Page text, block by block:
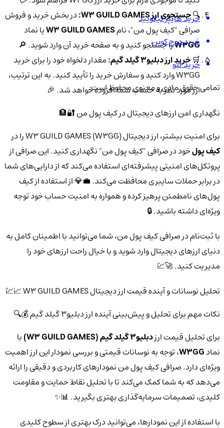
🔍جستجوی ارز W3 GUILD GAMES:
در بخش خرید و فروش
صرافی "کیف پول من"، نامW3 GUILD GAMESیا نماد
W3GGرا جستجو کنید و به صفحه خرید آن وارد شوید. 🔎
🛒خرید ارز دبلیو3 گیلد گیم:
مقدار دلخواه خود را برای خرید
W3GG وارد کنید و سفارش خرید را تأیید کنید. به این ترتیب،
ارز مورد نظر به حساب شما افزوده خواهد شد. 🎉
نگهداری امن ارزهای دیجیتال در کیف پول من 🔐🏦
برای امنیت بیشتر، ارز دیجیتال W3 GUILD GAMES (W3GG) را در
کیف پولخود در صرافی "کیف پول من" نگهداری کنید. این صرافی از
پروتکل‌های امنیتی پیشرفته‌ای استفاده می‌کند که از دارایی‌های شما
در برابر حملات سایبری محافظت می‌کند. 💼💎 از استفاده از کیف
پول‌های نامطمئن پرهیز کرده و همواره به امنیت حساب خود توجه
ویژه‌ای داشته باشید. 🔒
با ثبت‌نام در صرافی کیف پول من، شما می‌توانید با اطمینان کامل به
دنیای ارزهای دیجیتال وارد شوید و با خیال راحت ارزهای خود را
مدیریت کنید. 🚀💹
تحلیل نوسانات و آینده قیمت ارز دیجیتال W3 GUILD GAMES 📈💹
نکات مهم برای تحلیل و پیش‌بینی آینده ارز دبلیو3 گیلد گیم 💰🔍
برای تحلیل قیمت ارزدبلیو3 گیلد گیم (W3 GUILD GAMES)
با
نمادW3GG، توجه به نوسانات قیمتی و بررسی نمودار این ارز اهمیت
ویژه‌ای دارد. صرافی کیف پول من نمودارهای کاربردی و دقیقی را ارائه
می‌دهد که به شما کمک می‌کند تا با تحلیل نقاط حمایت و مقاومت
کلیدی، تصمیمات سرمایه‌گذاری بهتری بگیرید. 📊✨
با استفاده از این نمودارها، می‌توانید درک بهتری از سطوح کلیدی
خرید هایپر لیکویید
خرید دوج کوین
خرید لئو
تمامی حقوق مادی و معنوی محفوظ است.